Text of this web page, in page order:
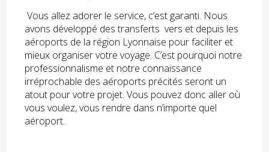
Vous allez adorer le service, c’est garanti. Nous
avons développé des transferts vers et depuis les
aéroports de la région Lyonnaise pour faciliter et
mieux organiser votre voyage. C’est pourquoi notre
professionnalisme et notre connaissance
irréprochable des aéroports précités seront un
atout pour votre projet. Vous pouvez donc aller où
vous voulez, vous rendre dans n’importe quel
aéroport.